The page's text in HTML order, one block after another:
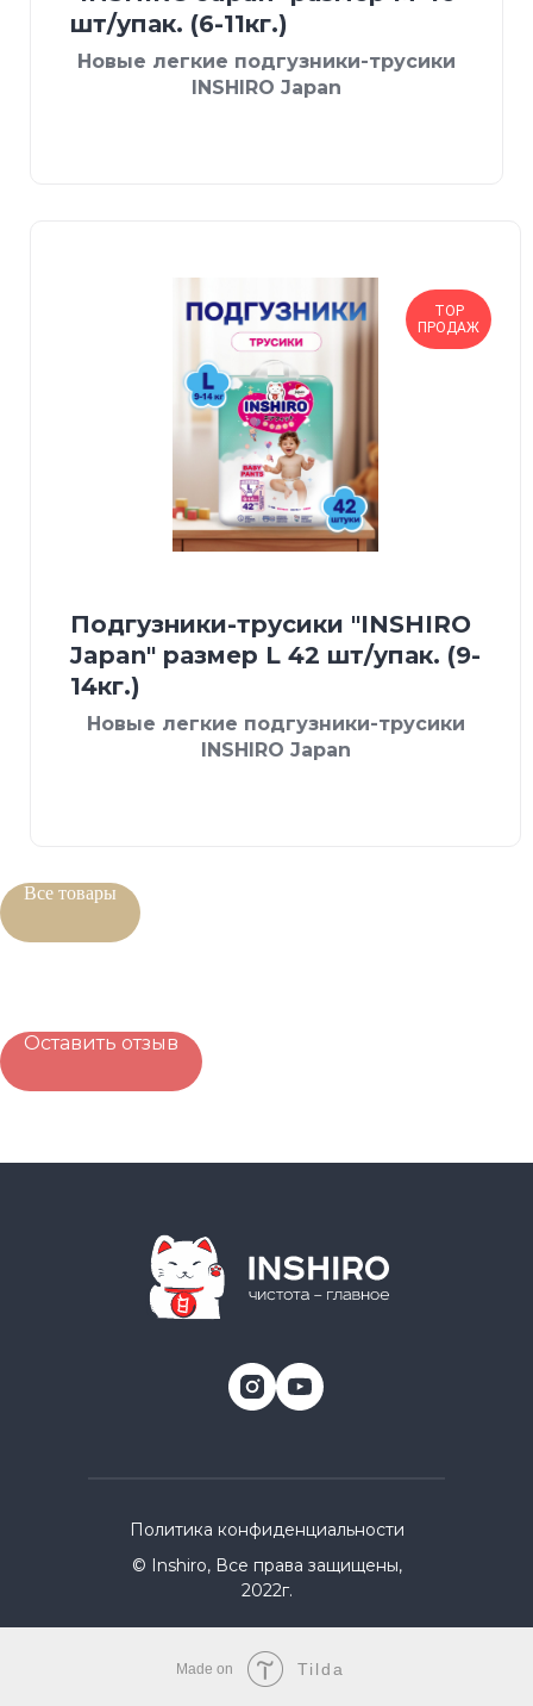
шт/упак. (6-11кг.)
Новые легкие подгузники-трусики
INSHIRO Japan
TOP
ПРОДАЖ
Подгузники-трусики "INSHIRO
Japan" размер L 42 шт/упак. (9-
14кг.)
Новые легкие подгузники-трусики
INSHIRO Japan
Все товары
Оставить отзыв
© Inshiro, Все права защищены,
2022г.
Политика конфиденциальности
Made on Tilda